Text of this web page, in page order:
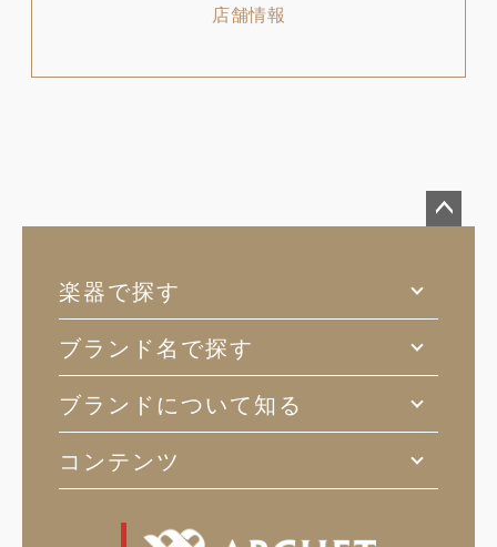
店舗情報
へ
楽器で探す
ブランド名で探す
ブランドについて知る
コンテンツ